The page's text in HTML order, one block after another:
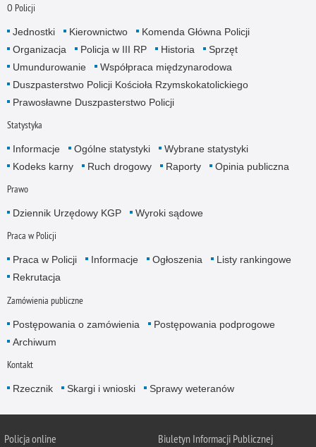
O Policji
Jednostki Kierownictwo
Komenda Główna Policji
Organizacja
Policja w III RP Historia
Sprzęt
Umundurowanie
Współpraca międzynarodowa
Duszpasterstwo Policji Kościoła Rzymskokatolickiego
Prawosławne Duszpasterstwo Policji
Statystyka
Informacje Ogólne statystyki
Wybrane statystyki
Kodeks karny
Ruch drogowy Raporty Opinia publiczna
Prawo
Dziennik Urzędowy KGP Wyroki sądowe
Praca w Policji
Praca w Policji Informacje Ogłoszenia
Listy rankingowe
Rekrutacja
Zamówienia publiczne
Postępowania o zamówienia
Postępowania podprogowe
Archiwum
Kontakt
Rzecznik Skargi i wnioski Sprawy weteranów
Policjaonline Biuletyn Informacji Publicznej